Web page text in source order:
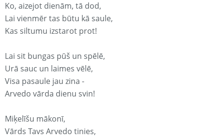
Ko, aizejot dienām, tā dod,
Lai vienmēr tas būtu kā saule,
Kas siltumu izstarot prot!
Lai sit bungas pūš un spēlē,
Urā sauc un laimes vēlē,
Visa pasaule jau zina -
Arvedo vārda dienu svin!
Miķelīšu mākonī,
Vārds Tavs Arvedo tinies,